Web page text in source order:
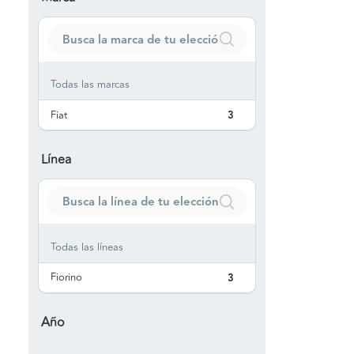
Todas las marcas
Fiat
3
Línea
Todas las líneas
Fiorino
3
Año